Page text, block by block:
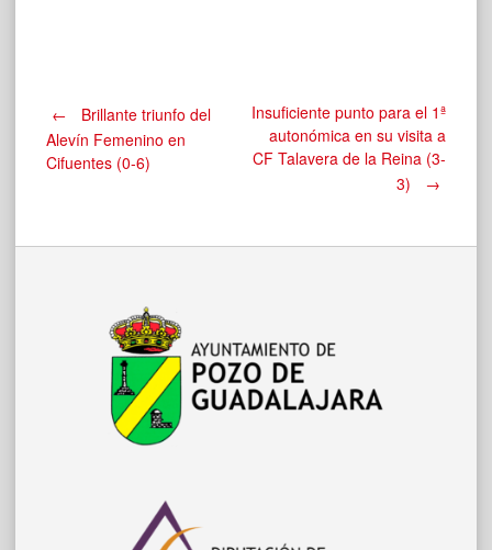
Navegación
de
entradas
←
Brillante triunfo del
Alevín Femenino en
Cifuentes (0-6)
Insuficiente punto para el 1ª
autonómica en su visita a
CF Talavera de la Reina (3-
3)
→